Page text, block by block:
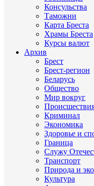
Консульства
Таможни
Карта Бреста
Храмы Бреста
Курсы валют
Архив
Брест
Брест-регион
Беларусь
Общество
Мир вокруг
Криминал
Экономика
Здоровье и
Граница
Служу
Транспорт
Природа и
Культура